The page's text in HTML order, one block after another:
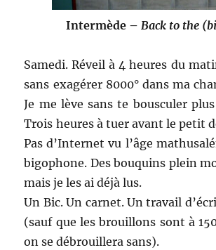
Intermède – Back to the
Samedi. Réveil à 4 heures du
sans exagérer 8000° dans ma
Je me lève sans te bousculer
Trois heures à tuer avant le petit
Pas d’Internet vu l’âge
bigophone. Des bouquins plein
mais je les ai déjà lus.
Un Bic. Un carnet. Un travail
(sauf que les brouillons sont à
on se débrouillera sans).